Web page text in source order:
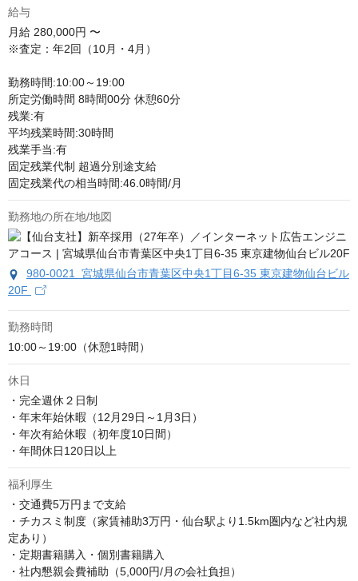
給与
月給 280,000円 〜
※査定：年2回（10月・4月）
勤務時間:10:00～19:00
所定労働時間 8時間00分 休憩60分
残業:有
平均残業時間:30時間
残業手当:有
固定残業代制 超過分別途支給
固定残業代の相当時間:46.0時間/月
勤務地の所在地/地図
980-0021 宮城県仙台市青葉区中央1丁目6-35 東京建物仙台ビル
20F
勤務時間
10:00～19:00（休憩1時間）
休日
・完全週休２日制
・年末年始休暇（12月29日～1月3日）
・年次有給休暇（初年度10日間）
・年間休日120日以上
福利厚生
・交通費5万円まで支給
・チカスミ制度（家賃補助3万円・仙台駅より1.5km圏内など社内規
定あり）
・定期書籍購入・個別書籍購入
・社内懇親会費補助（5,000円/月の会社負担）